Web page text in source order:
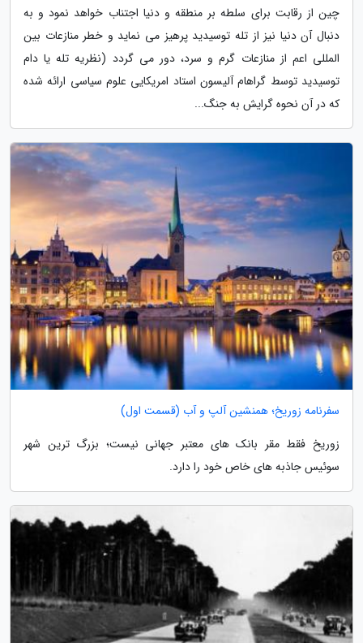
چین از رقابت برای سلطه بر منطقه و دنیا اجتناب خواهد نمود و به
دنبال آن دنیا نیز از تله توسیدید پرهیز می نماید و خطر منازعات بین
المللی اعم از منازعات گرم و سرد، دور می گردد (نظریه تله یا دام
توسیدید توسط گراهام آلیسون استاد امریکایی علوم سیاسی ارائه شده
که در آن نحوه گرایش به جنگ...
سفرنامه زوریخ؛ همنشین آلپ و آب (قسمت اول)
زوریخ فقط مقر بانک های معتبر جهانی نیست؛ بزرگ ترین شهر
سوئیس جاذبه های خاص خود را دارد.